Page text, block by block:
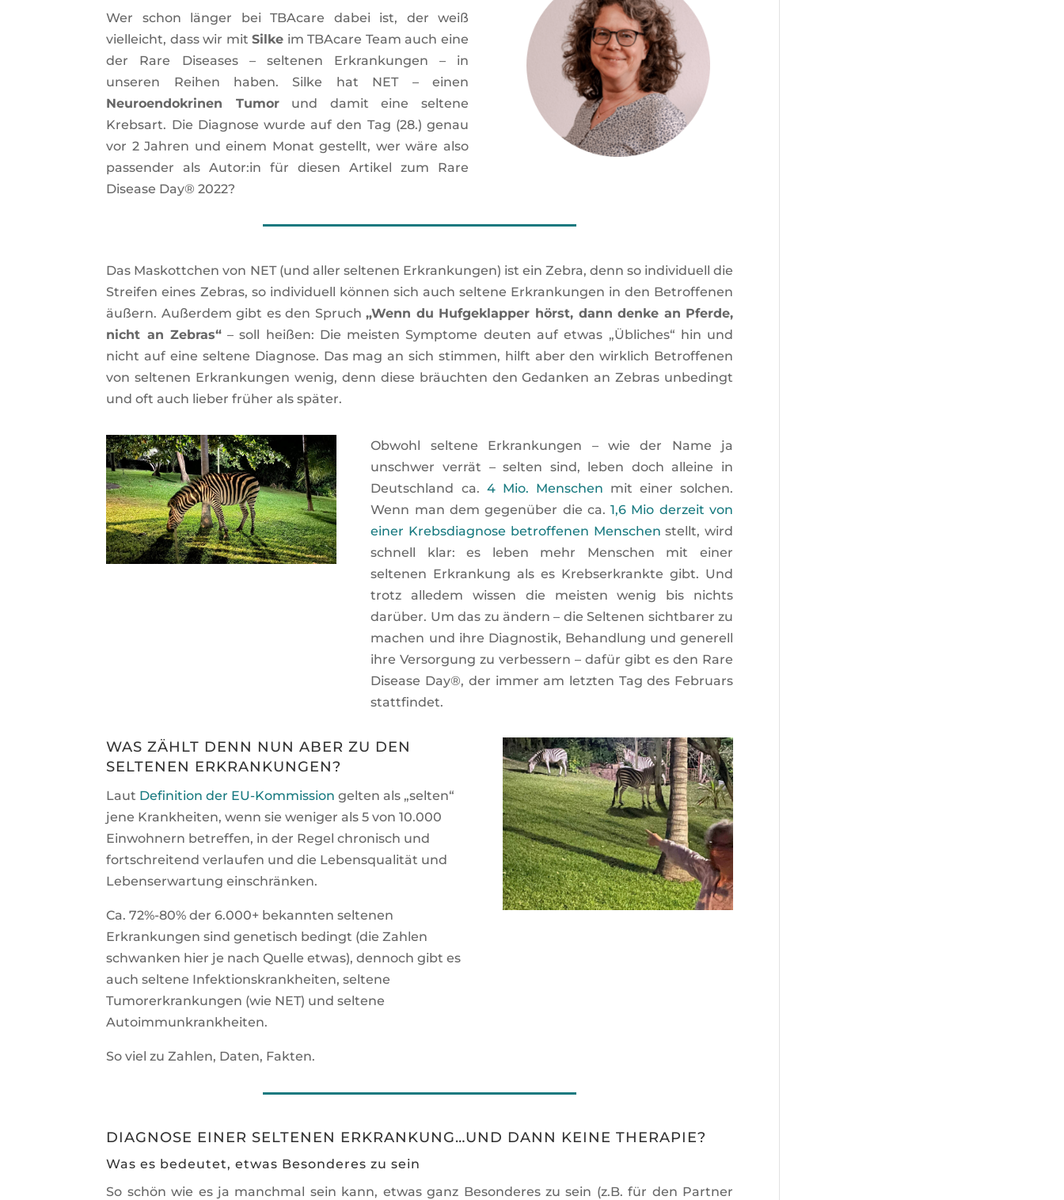
Wer schon länger bei TBAcare dabei ist, der weiß
vielleicht, dass wir mitSilke im TBAcare Team auch eine
der Rare Diseases – seltenen Erkrankungen – in
unseren Reihen haben. Silke hat NET – einen
Neuroendokrinen Tumorund damit eine seltene
Krebsart. Die Diagnose wurde auf den Tag (28.) genau
vor 2 Jahren und einem Monat gestellt, wer wäre also
passender als Autor:in für diesen Artikel zum Rare
Disease Day® 2022?
Das Maskottchen von NET (und aller seltenen Erkrankungen) ist ein Zebra, denn so individuell die
Streifen eines Zebras, so individuell können sich auch seltene Erkrankungen in den Betroffenen
äußern. Außerdem gibt es den Spruch„Wenn du Hufgeklapper hörst, dann denke an Pferde,
nicht an Zebras“– soll heißen: Die meisten Symptome deuten auf etwas „Übliches“ hin und
nicht auf eine seltene Diagnose. Das mag an sich stimmen, hilft aber den wirklich Betroffenen
von seltenen Erkrankungen wenig, denn diese bräuchten den Gedanken an Zebras unbedingt
und oft auch lieber früher als später.
Obwohl seltene Erkrankungen – wie der Name ja
unschwer verrät – selten sind, leben doch alleine in
Deutschland ca. 4 Mio. Menschen mit einer solchen.
Wenn man dem gegenüber die ca.1,6 Mio derzeit von
einer Krebsdiagnose betroffenen Menschen stellt, wird
schnell klar: es leben mehr Menschen mit einer
seltenen Erkrankung als es Krebserkrankte gibt. Und
trotz alledem wissen die meisten wenig bis nichts
darüber. Um das zu ändern – die Seltenen sichtbarer zu
machen und ihre Diagnostik, Behandlung und generell
ihre Versorgung zu verbessern – dafür gibt es den Rare
Disease Day®, der immer am letzten Tag des Februars
stattfindet.
WAS ZÄHLT DENN NUN ABER ZU DEN
SELTENEN ERKRANKUNGEN?
Laut Definition der EU-Kommission gelten als „selten“
jene Krankheiten, wenn sie weniger als 5 von 10.000
Einwohnern betreffen, in der Regel chronisch und
fortschreitend verlaufen und die Lebensqualität und
Lebenserwartung einschränken.
Ca. 72%-80% der 6.000+ bekannten seltenen
Erkrankungen sind genetisch bedingt (die Zahlen
schwanken hier je nach Quelle etwas), dennoch gibt es
auch seltene Infektionskrankheiten, seltene
Tumorerkrankungen (wie NET) und seltene
Autoimmunkrankheiten.
So viel zu Zahlen, Daten, Fakten.
DIAGNOSE EINER SELTENEN ERKRANKUNG…UND DANN KEINE THERAPIE?
Was es bedeutet, etwas Besonderes zu sein
So schön wie es ja manchmal sein kann, etwas ganz Besonderes zu sein (z.B. für den Partner